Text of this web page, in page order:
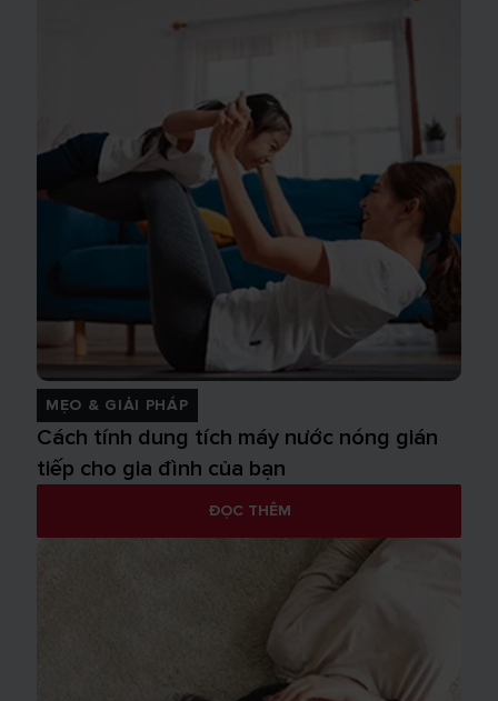
MẸO & GIẢI PHÁP
Cách tính dung tích máy nước nóng gián
tiếp cho gia đình của bạn
ĐỌC THÊM